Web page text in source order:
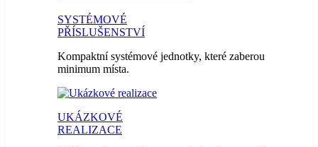
SYSTÉMOVÉ
PŘÍSLUŠENSTVÍ
Kompaktní systémové jednotky, které zaberou
minimum místa.
UKÁZKOVÉ
REALIZACE